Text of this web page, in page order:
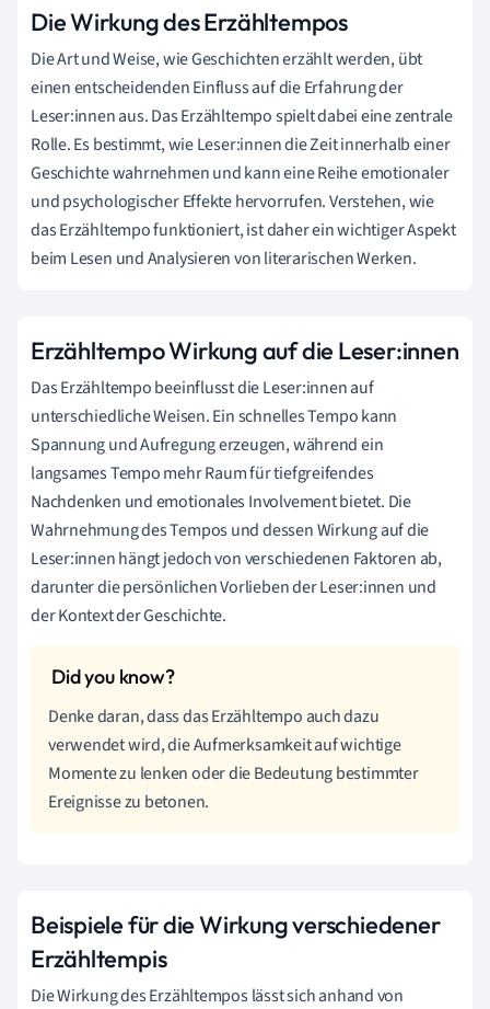
Die Wirkung des Erzähltempos
Die Art und Weise, wie Geschichten erzählt werden, übt
einen entscheidenden Einfluss auf die Erfahrung der
Leser:innen aus. Das Erzähltempo spielt dabei eine zentrale
Rolle. Es bestimmt, wie Leser:innen die Zeit innerhalb einer
Geschichte wahrnehmen und kann eine Reihe emotionaler
und psychologischer Effekte hervorrufen. Verstehen, wie
das Erzähltempo funktioniert, ist daher ein wichtiger Aspekt
beim Lesen und Analysieren von literarischen Werken.
Erzähltempo Wirkung auf die Leser:innen
Das Erzähltempo beeinflusst die Leser:innen auf
unterschiedliche Weisen. Ein schnelles Tempo kann
Spannung und Aufregung erzeugen, während ein
langsames Tempo mehr Raum für tiefgreifendes
Nachdenken und emotionales Involvement bietet. Die
Wahrnehmung des Tempos und dessen Wirkung auf die
Leser:innen hängt jedoch von verschiedenen Faktoren ab,
darunter die persönlichen Vorlieben der Leser:innen und
der Kontext der Geschichte.
Denke daran, dass das Erzähltempo auch dazu
verwendet wird, die Aufmerksamkeit auf wichtige
Momente zu lenken oder die Bedeutung bestimmter
Ereignisse zu betonen.
Beispiele für die Wirkung verschiedener
Erzähltempis
Die Wirkung des Erzähltempos lässt sich anhand von